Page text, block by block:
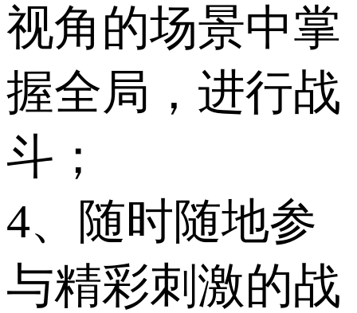
视角的场景中掌
握全局，进行战
斗；
4、随时随地参
与精彩刺激的战